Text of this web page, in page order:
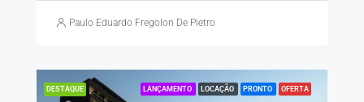
Paulo Eduardo Fregolon De Pietro
DESTAQUE LANÇAMENTO LOCAÇÃO PRONTO OFERTA